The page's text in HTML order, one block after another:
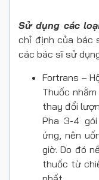
Sử dụng các
chỉ định của bác
các bác sĩ sử
Fortrans –
Thuốc
thay đổi
Pha 3-4
ứng, nên
giờ. Do đó
thuốc từ